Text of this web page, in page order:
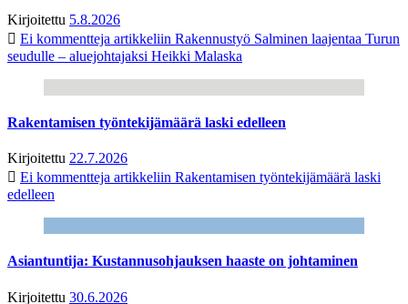
Kirjoitettu 5.8.2026
Ei kommentteja artikkeliin Rakennustyö Salminen laajentaa Turun
seudulle – aluejohtajaksi Heikki Malaska
Rakentamisen työntekijämäärä laski edelleen
Kirjoitettu 22.7.2026
Ei kommentteja artikkeliin Rakentamisen työntekijämäärä laski
edelleen
Asiantuntija: Kustannusohjauksen haaste on johtaminen
Kirjoitettu 30.6.2026